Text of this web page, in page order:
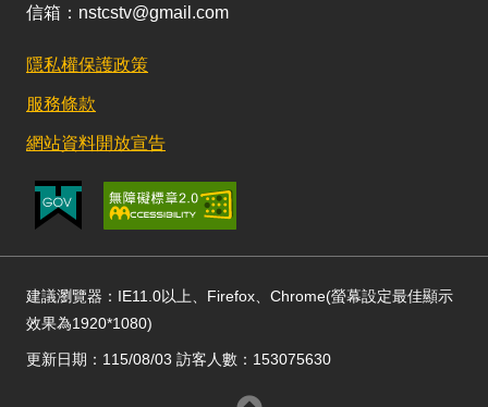
信箱：nstcstv@gmail.com
隱私權保護政策
服務條款
網站資料開放宣告
建議瀏覽器：IE11.0以上、Firefox、Chrome(螢幕設定最佳顯示
效果為1920*1080)
更新日期：115/08/03 訪客人數：153075630